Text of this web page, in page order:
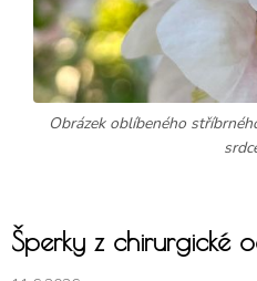
Obrázek oblíbeného
Šperky z chirurgické